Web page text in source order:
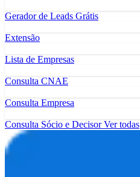
Gerador de Leads Grátis
Extensão
Lista de Empresas
Consulta CNAE
Consulta Empresa
Consulta Sócio e DecisorVer todas